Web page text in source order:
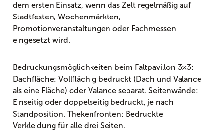
dem ersten Einsatz, wenn das Zelt regelmäßig auf
Stadtfesten, Wochenmärkten,
Promotionveranstaltungen oder Fachmessen
eingesetzt wird.
Bedruckungsmöglichkeiten beim Faltpavillon 3×3:
Dachfläche: Vollflächig bedruckt (Dach und Valance
als eine Fläche) oder Valance separat. Seitenwände:
Einseitig oder doppelseitig bedruckt, je nach
Standposition. Thekenfronten: Bedruckte
Verkleidung für alle drei Seiten.